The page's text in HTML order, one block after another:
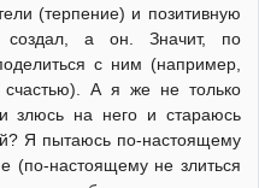
(терпение) и позитивную
а он. Значит, по
с ним (например,
счастью). А я же не только
на него и стараюсь
Я пытаюсь по-настоящему
(по-настоящему не злиться